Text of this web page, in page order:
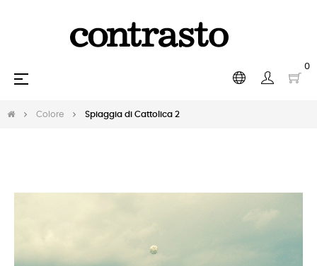
0
navigazione
☰
Colore Spiaggia di Cattolica 2